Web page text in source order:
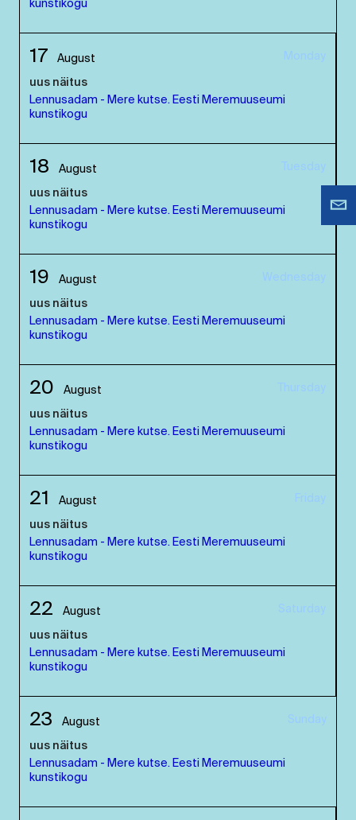
kunstikogu
17 August Monday
uus näitus
Lennusadam - Mere kutse. Eesti Meremuuseumi
kunstikogu
18 August Tuesday
uus näitus
Lennusadam - Mere kutse. Eesti Meremuuseumi
kunstikogu
19 August Wednesday
uus näitus
Lennusadam - Mere kutse. Eesti Meremuuseumi
kunstikogu
20 August Thursday
uus näitus
Lennusadam - Mere kutse. Eesti Meremuuseumi
kunstikogu
21 August Friday
uus näitus
Lennusadam - Mere kutse. Eesti Meremuuseumi
kunstikogu
22 August Saturday
uus näitus
Lennusadam - Mere kutse. Eesti Meremuuseumi
kunstikogu
23 August Sunday
uus näitus
Lennusadam - Mere kutse. Eesti Meremuuseumi
kunstikogu